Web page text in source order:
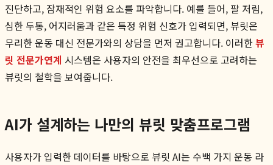
진단하고, 잠재적인 위험 요소를 파악합니다. 예를 들어, 팔 저림,
심한 두통, 어지러움과 같은 특정 위험 신호가 입력되면, 뷰릿은
무리한 운동 대신 전문가와의 상담을 먼저 권고합니다. 이러한뷰
릿 전문가연계 시스템은 사용자의 안전을 최우선으로 고려하는
뷰릿의 철학을 보여줍니다.
AI가 설계하는 나만의 뷰릿 맞춤프로그램
사용자가 입력한 데이터를 바탕으로 뷰릿 AI는 수백 가지 운동 라